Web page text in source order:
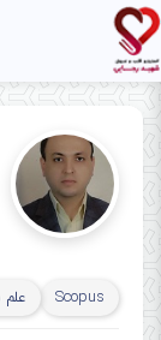
Scopus